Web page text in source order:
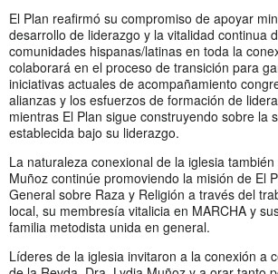
El Plan reafirmó su compromiso de apoyar
desarrollo de liderazgo y la vitalidad continua
comunidades hispanas/latinas en toda la
colaborará en el proceso de transición para
iniciativas actuales de acompañamiento
alianzas y los esfuerzos de formación de
mientras El Plan sigue construyendo sobre la
establecida bajo su liderazgo.
La naturaleza conexional de la iglesia
Muñoz continúe promoviendo la misión de El
General sobre Raza y Religión a través del
local, su membresía vitalicia en MARCHA y
familia metodista unida en general.
Líderes de la iglesia invitaron a la conexión a